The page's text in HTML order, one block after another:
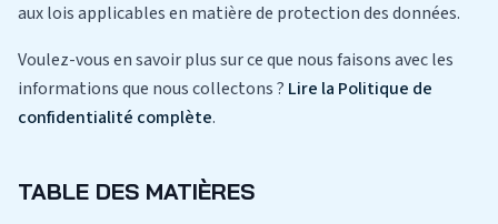
aux lois applicables en matière de protection des données.
Voulez-vous en savoir plus sur ce que nous faisons avec les
informations que nous collectons ? Lire la Politique de
confidentialité complète.
TABLE DES MATIÈRES